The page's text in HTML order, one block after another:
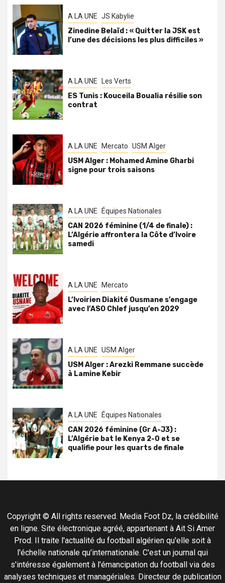
A LA UNE JS Kabylie
Zinedine Belaïd : « Quitter la JSK est
l’une des décisions les plus difficiles »
A LA UNE Les Verts
ES Tunis : Kouceila Boualia résilie son
contrat
A LA UNE Mercato USM Alger
USM Alger : Mohamed Amine Gharbi
signe pour trois saisons
A LA UNE Équipes Nationales
CAN 2026 féminine (1/4 de finale) :
L’Algérie affrontera la Côte d’Ivoire
samedi
A LA UNE Mercato
L’Ivoirien Diakité Ousmane s’engage
avec l’ASO Chlef jusqu’en 2029
A LA UNE USM Alger
USM Alger : Arezki Remmane succède
à Lamine Kebir
A LA UNE Équipes Nationales
CAN 2026 féminine (Gr A-J3) :
L’Algérie bat le Kenya 2-0 et se
qualifie pour les quarts de finale
Copyright © All rights reserved. Media Foot Dz, la crédibilité
en ligne. Site électronique agréé, appartenant à Ait Si Amer
Prod. Il traite l'actualité du football algérien qu'elle soit à
l'échelle nationale qu'internationale. C'est un journal qui
s'intéresse également à l'émancipation du football via des
analyses techniques et managériales. Directeur de publication